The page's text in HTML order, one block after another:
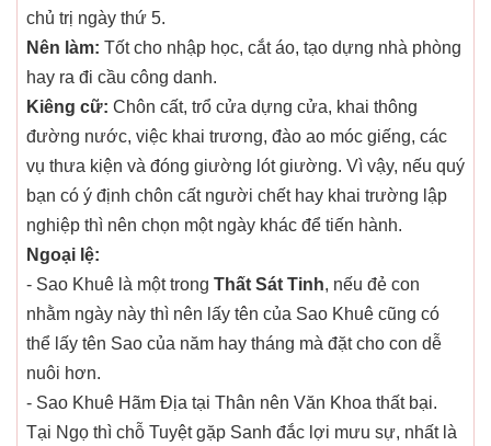
chủ trị ngày thứ 5.
Nên làm: Tốt cho nhập học, cắt áo, tạo dựng nhà phòng
hay ra đi cầu công danh.
Kiêng cữ: Chôn cất, trổ cửa dựng cửa, khai thông
đường nước, việc khai trương, đào ao móc giếng, các
vụ thưa kiện và đóng giường lót giường. Vì vậy, nếu quý
bạn có ý định chôn cất người chết hay khai trường lập
nghiệp thì nên chọn một ngày khác để tiến hành.
Ngoại lệ:
- Sao Khuê là một trong Thất Sát Tinh, nếu đẻ con
nhằm ngày này thì nên lấy tên của Sao Khuê cũng có
thể lấy tên Sao của năm hay tháng mà đặt cho con dễ
nuôi hơn.
- Sao Khuê Hãm Địa tại Thân nên Văn Khoa thất bại.
Tại Ngọ thì chỗ Tuyệt gặp Sanh đắc lợi mưu sự, nhất là